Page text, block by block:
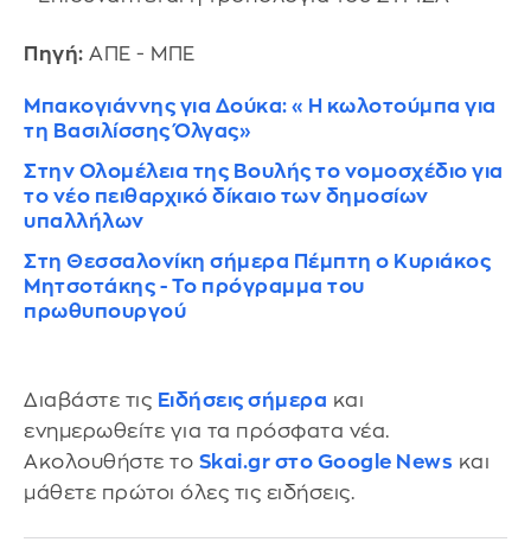
Πηγή: ΑΠΕ - ΜΠΕ
Μπακογιάννης για Δούκα: «Η κωλοτούμπα για
τη Βασιλίσσης Όλγας»
Στην Ολομέλεια της Βουλής το νομοσχέδιο για
το νέο πειθαρχικό δίκαιο των δημοσίων
υπαλλήλων
Στη Θεσσαλονίκη σήμερα Πέμπτη ο Κυριάκος
Μητσοτάκης - Το πρόγραμμα του
πρωθυπουργού
Διαβάστε τις Ειδήσεις σήμερα και
ενημερωθείτε για τα πρόσφατα νέα.
Ακολουθήστε το Skai.gr στο Google News και
μάθετε πρώτοι όλες τις ειδήσεις.